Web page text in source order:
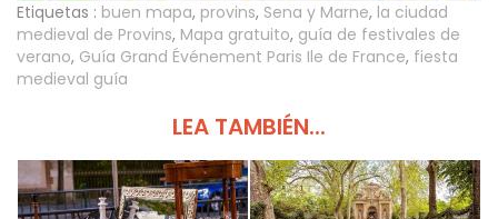
Etiquetas : buen mapa, provins, Sena y Marne, la ciudad
medieval de Provins, Mapa gratuito, guía de festivales de
verano, Guía Grand Événement Paris Ile de France, fiesta
medieval guía
LEA TAMBIÉN...